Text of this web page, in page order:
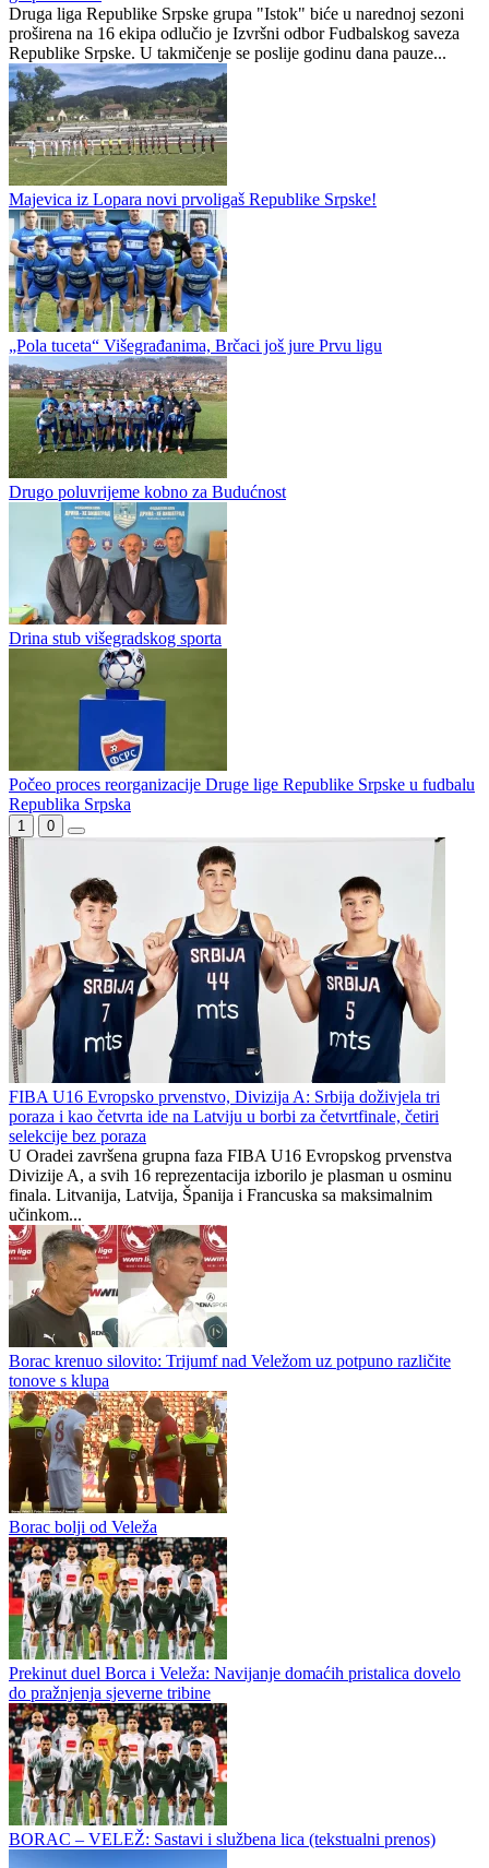
IO FSRS donio odluku: Proširena Druga liga Republike Srpske
grupa "Istok"
Druga liga Republike Srpske grupa "Istok" biće u narednoj sezoni
proširena na 16 ekipa odlučio je Izvršni odbor Fudbalskog saveza
Republike Srpske. U takmičenje se poslije godinu dana pauze...
Majevica iz Lopara novi prvoligaš Republike Srpske!
„Pola tuceta“ Višegrađanima, Brčaci još jure Prvu ligu
Drugo poluvrijeme kobno za Budućnost
Drina stub višegradskog sporta
Počeo proces reorganizacije Druge lige Republike Srpske u fudbalu
Republika Srpska
1 0
FIBA U16 Evropsko prvenstvo, Divizija A: Srbija doživjela tri
poraza i kao četvrta ide na Latviju u borbi za četvrtfinale, četiri
selekcije bez poraza
U Oradei završena grupna faza FIBA U16 Evropskog prvenstva
Divizije A, a svih 16 reprezentacija izborilo je plasman u osminu
finala. Litvanija, Latvija, Španija i Francuska sa maksimalnim
učinkom...
Borac krenuo silovito: Trijumf nad Veležom uz potpuno različite
tonove s klupa
Borac bolji od Veleža